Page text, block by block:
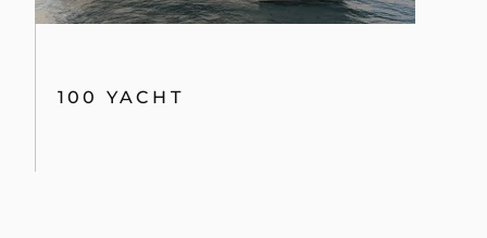
100 YACHT